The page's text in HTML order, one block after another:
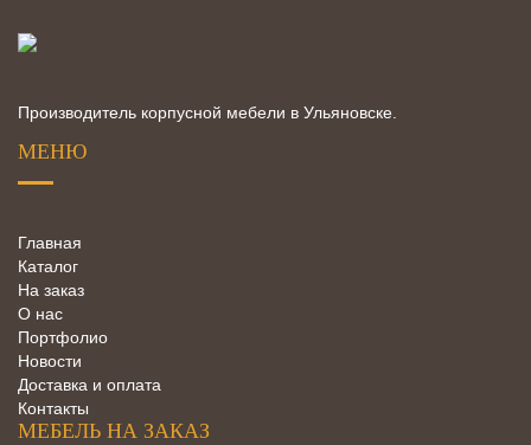
Производитель корпусной мебели в Ульяновске.
МЕНЮ
Главная
Каталог
На заказ
О нас
Портфолио
Новости
Доставка и оплата
Контакты
МЕБЕЛЬ НА ЗАКАЗ